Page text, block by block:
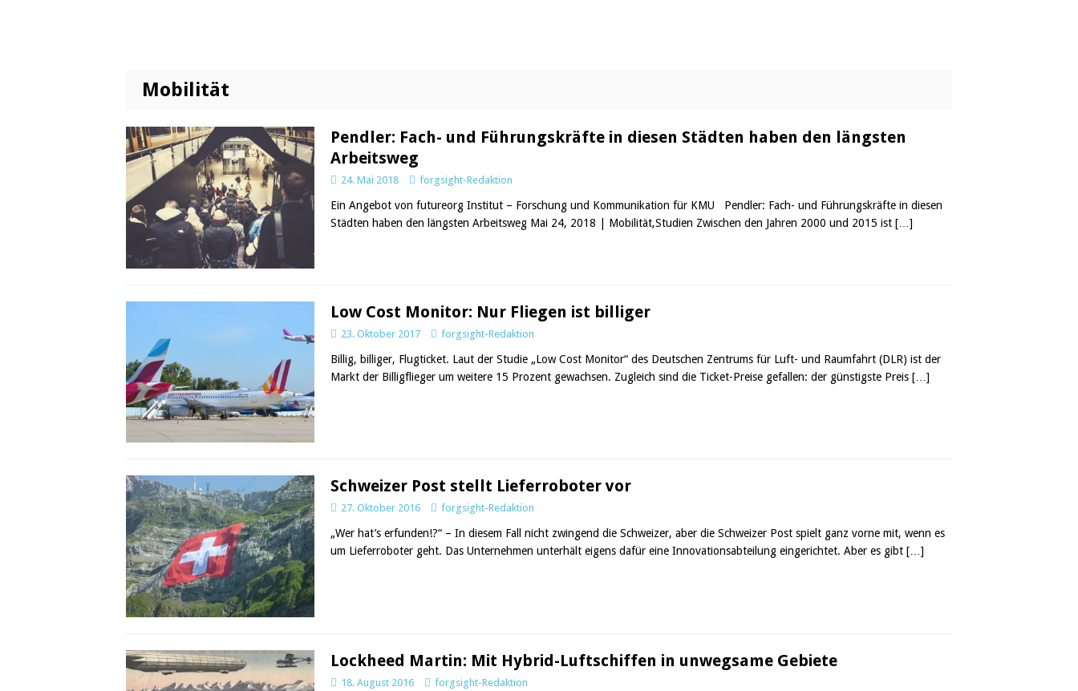
Mobilität
Pendler: Fach- und Führungskräfte in diesen Städten haben den längsten
Arbeitsweg
24. Mai 2018 forgsight-Redaktion
Ein Angebot von futureorg Institut – Forschung und Kommunikation für KMU Pendler: Fach- und Führungskräfte in diesen
Städten haben den längsten Arbeitsweg Mai 24, 2018 | Mobilität,Studien Zwischen den Jahren 2000 und 2015 ist […]
Low Cost Monitor: Nur Fliegen ist billiger
23. Oktober 2017 forgsight-Redaktion
Billig, billiger, Flugticket. Laut der Studie „Low Cost Monitor“ des Deutschen Zentrums für Luft- und Raumfahrt (DLR) ist der
Markt der Billigflieger um weitere 15 Prozent gewachsen. Zugleich sind die Ticket-Preise gefallen: der günstigste Preis […]
Schweizer Post stellt Lieferroboter vor
27. Oktober 2016 forgsight-Redaktion
„Wer hat’s erfunden!?“ – In diesem Fall nicht zwingend die Schweizer, aber die Schweizer Post spielt ganz vorne mit, wenn es
um Lieferroboter geht. Das Unternehmen unterhält eigens dafür eine Innovationsabteilung eingerichtet. Aber es gibt […]
Lockheed Martin: Mit Hybrid-Luftschiffen in unwegsame Gebiete
18. August 2016 forgsight-Redaktion